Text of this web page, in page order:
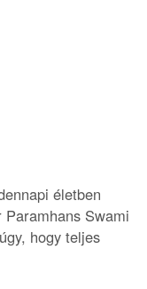
életben
Swami
hogy teljes